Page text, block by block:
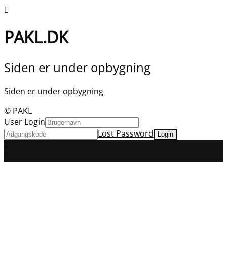
PAKL.DK
Siden er under opbygning
Siden er under opbygning
© PAKL
User Login
Lost Password